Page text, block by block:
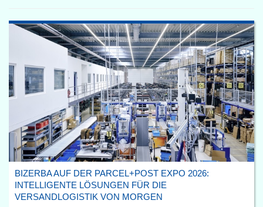
BIZERBA AUF DER PARCEL+POST EXPO 2026:
INTELLIGENTE LÖSUNGEN FÜR DIE
VERSANDLOGISTIK VON MORGEN